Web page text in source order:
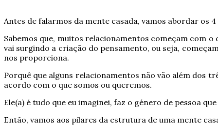
Antes de falarmos da mente casada, vamos abordar
Sabemos que, muitos relacionamentos começam com
vai surgindo a criação do pensamento, ou seja,
nos proporciona.
Porquê que alguns relacionamentos não vão além dos
acordo com o que somos ou queremos.
Ele(a) é tudo que eu imaginei, faz o género de pessoa
Então, vamos aos pilares da estrutura de uma mente